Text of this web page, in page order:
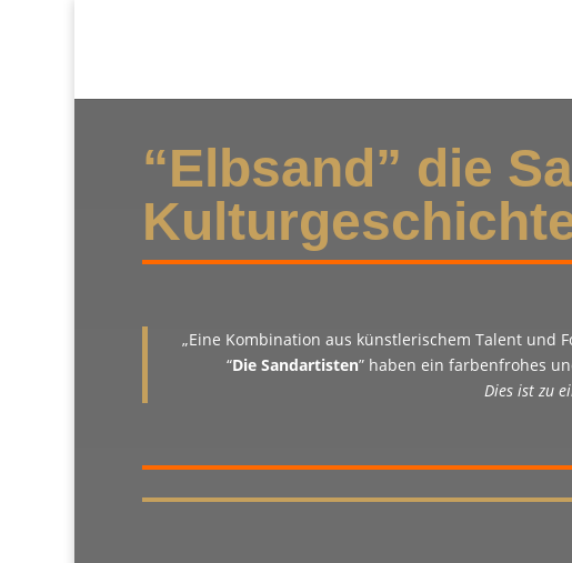
“Elbsand” die
„Eine Kombination aus künstlerischem Talent und
“Die Sandartisten” haben ein farbenfrohes
Dies ist zu